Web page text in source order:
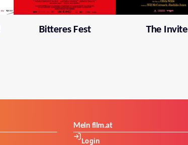
Bitteres Fest The Invite
Mein film.at
Login